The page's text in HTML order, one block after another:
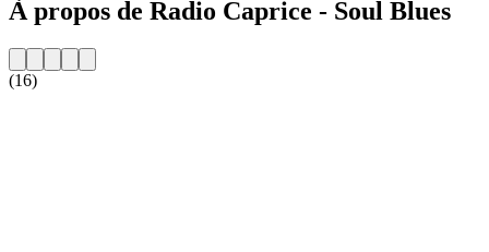
À propos de Radio Caprice - Soul Blues
(16)